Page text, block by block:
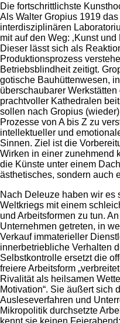
Die fortschrittlichste
Als Walter Gropius 1919 das
interdisziplinären
mit auf den Weg: ‚Kunst
Dieser lässt sich als
Produktionsprozess
Betriebsblindheit zeitigt.
gotische Bauhüttenwesen,
überschaubarer
prachtvoller Kathedralen
sollen nach Gropius
Prozesse von A bis Z zu
intellektueller und
Sinnen. Ziel ist die
Wirken in einer zunehmend
die Künste unter einem
ästhetisches, sondern auch
Nach Deleuze haben wir es
Weltkriegs mit einem
und Arbeitsformen zu tun.
Unternehmen getreten, in
Verkauf immaterieller
innerbetriebliche Verhalten
Selbstkontrolle ersetzt die
freiere Arbeitsform
Rivalität als heilsamen
Motivation“. Sie äußert sich
Ausleseverfahren und
Mikropolitik durchsetzte
kennt sie keinen